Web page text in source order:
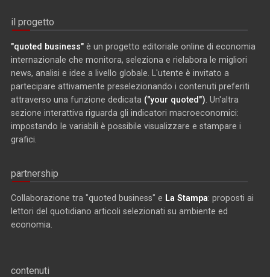
il progetto
"quoted business" è un progetto editoriale online di economia
internazionale che monitora, seleziona e rielabora le migliori
news, analisi e idee a livello globale. L'utente è invitato a
partecipare attivamente preselezionando i contenuti preferiti
attraverso una funzione dedicata ("your quoted") . Un'altra
sezione interattiva riguarda gli indicatori macroeconomici:
impostando le variabili è possibile visualizzare e stampare i
grafici.
partnership
Collaborazione tra "quoted business" e La Stampa: proposti ai
lettori del quotidiano articoli selezionati su ambiente ed
economia.
contenuti